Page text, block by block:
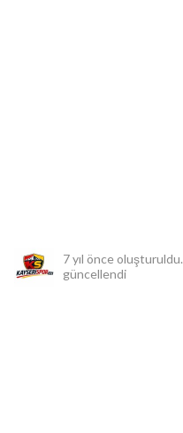
7 yıl önce oluşturuldu.
güncellendi